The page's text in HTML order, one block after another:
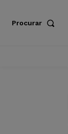
Procurar